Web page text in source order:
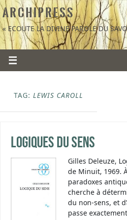
A R C H I P R E S S
« ECOUTE LA DIVINE PAROLE DU
TAG: LEWIS CAROLL
Logiques du sens
Gilles Deleuze,
de Minuit, 1969.
paradoxes
cherche à
du non-sens, et
passe